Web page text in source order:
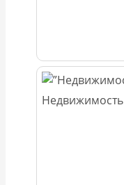
Недвижимость